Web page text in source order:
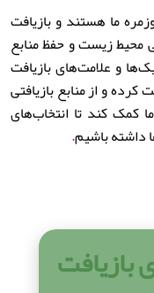
ما هستند و بازیافت
محیط زیست و حفظ منابع
و علامت‌های بازیافت
و از منابع بازیافتی
کمک کند تا انتخاب‌های
داشته باشیم.
بازیافت